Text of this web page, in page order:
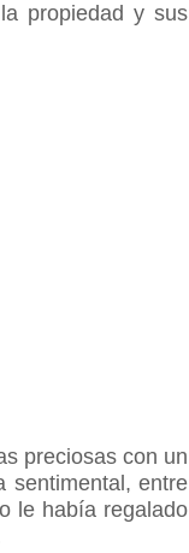
propiedad y sus
preciosas con un
sentimental, entre
le había regalado